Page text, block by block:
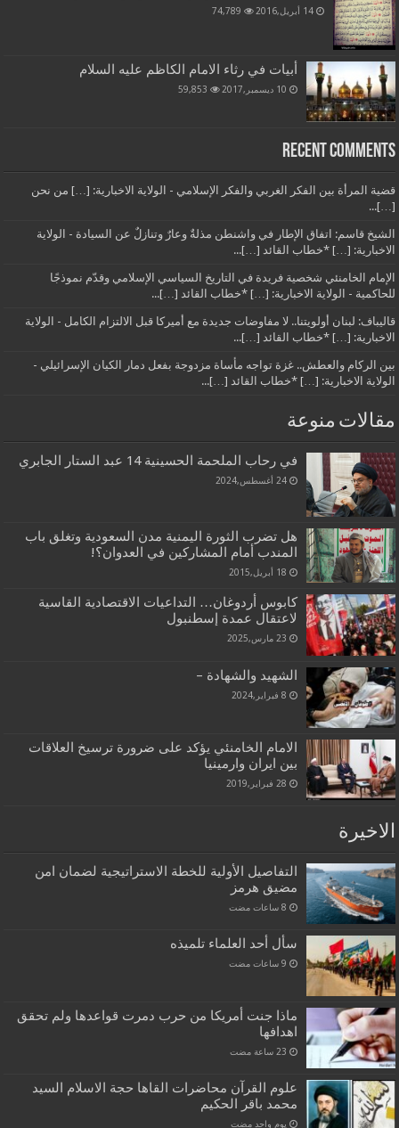
14 أبريل,2016 74,789
أبيات في رثاء الامام الكاظم عليه السلام
10 ديسمبر,2017 59,853
Recent Comments
قضية المرأة بين الفكر الغربي والفكر الإسلامي - الولاية الاخبارية: […] من نحن
[…]...
الشيخ قاسم: اتفاق الإطار في واشنطن مذلةٌ وعارٌ وتنازلٌ عن السيادة - الولاية
الاخبارية: […] *خطاب القائد […]...
الإمام الخامنئي شخصية فريدة في التاريخ السياسي الإسلامي وقدّم نموذجًا
للحاكمية - الولاية الاخبارية: […] *خطاب القائد […]...
قاليباف: لبنان أولويتنا.. لا مفاوضات جديدة مع أميركا قبل الالتزام الكامل - الولاية
الاخبارية: […] *خطاب القائد […]...
بين الركام والعطش.. غزة تواجه مأساة مزدوجة بفعل دمار الكيان الإسرائيلي -
الولاية الاخبارية: […] *خطاب القائد […]...
مقالات منوعة
في رحاب الملحمة الحسينية 14 عبد الستار الجابري
24 أغسطس,2024
هل تضرب الثورة اليمنية مدن السعودية وتغلق باب
المندب أمام المشاركين في العدوان؟!
18 أبريل,2015
كابوس أردوغان… التداعيات الاقتصادية القاسية
لاعتقال عمدة إسطنبول
23 مارس,2025
الشهيد والشهادة –
8 فبراير,2024
الامام الخامنئي يؤكد على ضرورة ترسيخ العلاقات
بين ايران وارمينيا
28 فبراير,2019
الاخيرة
التفاصيل الأولية للخطة الاستراتيجية لضمان امن
مضيق هرمز
سأل أحد العلماء تلميذه
ماذا جنت أمريكا من حرب دمرت قواعدها ولم تحقق
اهدافها
علوم القرآن محاضرات القاها حجة الاسلام السيد
محمد باقر الحكيم
‏يوم واحد مضت